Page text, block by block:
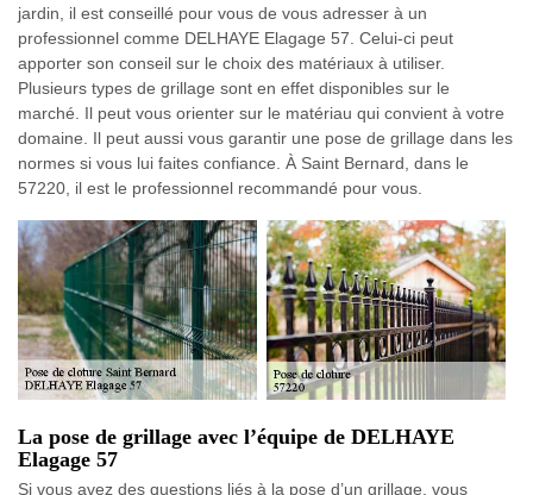
jardin, il est conseillé pour vous de vous adresser à un
professionnel comme DELHAYE Elagage 57. Celui-ci peut
apporter son conseil sur le choix des matériaux à utiliser.
Plusieurs types de grillage sont en effet disponibles sur le
marché. Il peut vous orienter sur le matériau qui convient à votre
domaine. Il peut aussi vous garantir une pose de grillage dans les
normes si vous lui faites confiance. À Saint Bernard, dans le
57220, il est le professionnel recommandé pour vous.
La pose de grillage avec l’équipe de DELHAYE
Elagage 57
Si vous avez des questions liés à la pose d’un grillage, vous